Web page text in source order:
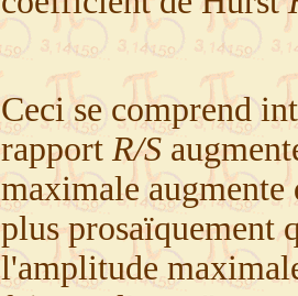
Ceci se comprend
rapport R/S
maximale
plus prosaïquement
l'amplitude